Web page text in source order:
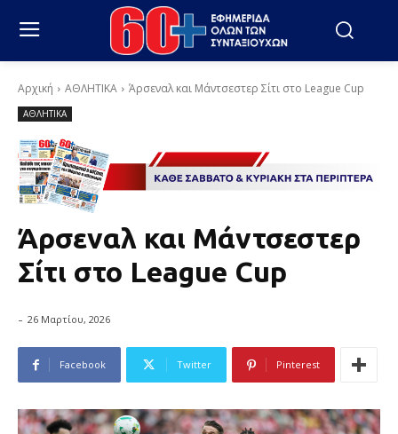
Αρχική ΑΘΛΗΤΙΚΑ Άρσεναλ και Μάντσεστερ Σίτι στο League Cup
ΑΘΛΗΤΙΚΑ
Άρσεναλ και Μάντσεστερ
Σίτι στο League Cup
- 26 Μαρτίου, 2026
Facebook Twitter Pinterest